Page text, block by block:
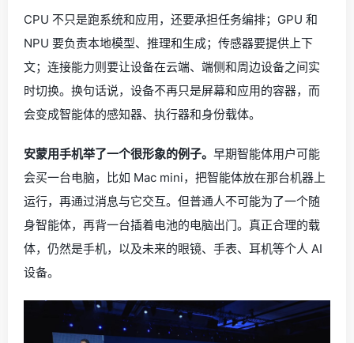
CPU 不只是跑系统和应用，还要承担任务编排；GPU 和
NPU 要负责本地模型、推理和生成；传感器要提供上下
文；连接能力则要让设备在云端、端侧和周边设备之间实
时切换。换句话说，设备不再只是屏幕和应用的容器，而
会变成智能体的感知器、执行器和身份载体。
安蒙用手机举了一个很形象的例子。 早期智能体用户可能
会买一台电脑，比如 Mac mini，把智能体放在那台机器上
运行，再通过消息与它交互。但普通人不可能为了一个随
身智能体，再背一台插着电池的电脑出门。真正合理的载
体，仍然是手机，以及未来的眼镜、手表、耳机等个人 AI
设备。